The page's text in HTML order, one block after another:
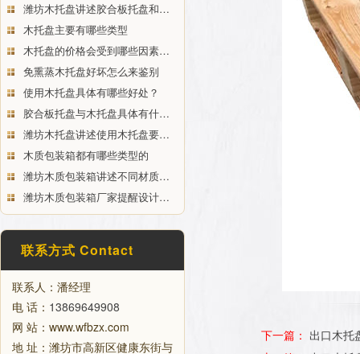
潍坊木托盘讲述胶合板托盘和…
木托盘主要有哪些类型
木托盘的价格会受到哪些因素…
免熏蒸木托盘好坏怎么来鉴别
使用木托盘具体有哪些好处？
胶合板托盘与木托盘具体有什…
潍坊木托盘讲述使用木托盘要…
木质包装箱都有哪些类型的
潍坊木质包装箱讲述不同材质…
潍坊木质包装箱厂家提醒设计…
联系方式 Contact
联系人：潘经理
电 话： 13869649908
网 站：www.wfbzx.com
地 址：潍坊市高新区健康东街与
下一篇： 出口木托